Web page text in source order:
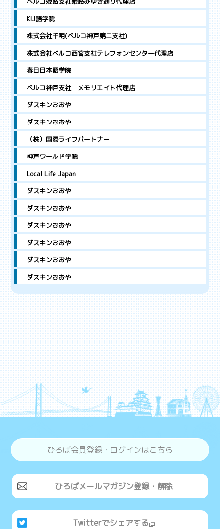
KIJ語学院
株式会社千明(ベルコ神戸第二支社)
株式会社ベルコ西宮支社テレフォンセンター代理店
春日日本語学院
ベルコ神戸支社 メモリエイト代理店
ダスキンおおや
ダスキンおおや
（株）国際ライフパートナー
神戸ワールド学院
Local Life Japan
ダスキンおおや
ダスキンおおや
ダスキンおおや
ダスキンおおや
ダスキンおおや
ダスキンおおや
ひろば会員登録・ログインはこちら
ひろばメールマガジン登録・解除
Twitterでシェアする